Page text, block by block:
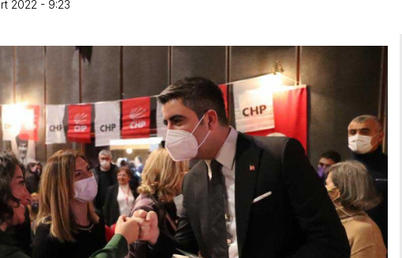
2022 - 9:23